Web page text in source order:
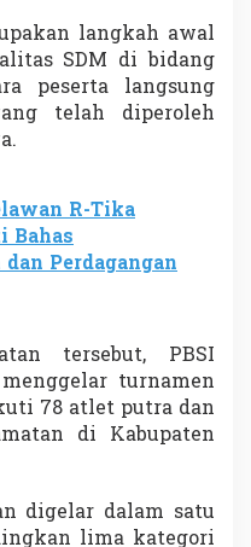
langkah awal
SDM di bidang
peserta langsung
telah diperoleh
R-Tika
Bahas
Perdagangan
tersebut, PBSI
turnamen
78 atlet putra dan
di Kabupaten
digelar dalam satu
lima kategori